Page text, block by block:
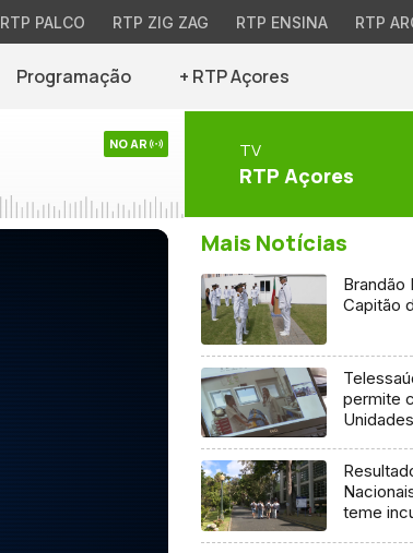
RTP PALCO RTP ZIG ZAG RTP ENSINA RTP
Programação + RTP Açores
NO AR TV
RTP Açores
Mais Notícias
Brandão
Capitão
permite
teme